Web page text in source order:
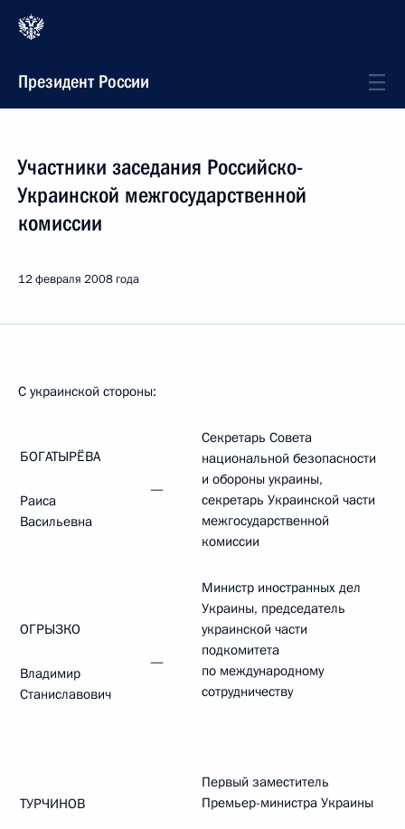
Президент России
Участники заседания Российско-
Украинской межгосударственной
комиссии
12 февраля 2008 года
С украинской стороны:
БОГАТЫРЁВА
Раиса
Васильевна
—
Секретарь Совета
национальной безопасности
и обороны украины,
секретарь Украинской части
межгосударственной
комиссии
ОГРЫЗКО
Владимир
Станиславович
—
Министр иностранных дел
Украины, председатель
украинской части
подкомитета
по международному
сотрудничеству
ТУРЧИНОВ
Первый заместитель
Премьер-министра Украины